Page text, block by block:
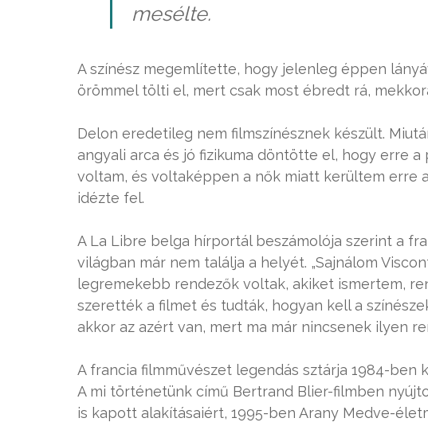
mesélte.
A színész megemlítette, hogy jelenleg éppen
örömmel tölti el, mert csak most ébredt rá,
Delon eredetileg nem filmszínésznek készült.
angyali arca és jó fizikuma döntötte el, hogy erre
voltam, és voltaképpen a nők miatt kerültem erre
idézte fel.
A La Libre belga hírportál beszámolója szerint a
világban már nem találja a helyét. „Sajnálom
legremekebb rendezők voltak, akiket ismertem,
szerették a filmet és tudták, hogyan kell a
akkor az azért van, mert ma már nincsenek ilyen
A francia filmművészet legendás sztárja 1984-ben
A mi történetünk című Bertrand Blier-filmben
is kapott alakításaiért, 1995-ben Arany Medve-